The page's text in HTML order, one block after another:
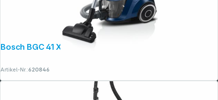
Bosch BGC 41 X 36
Artikel-Nr.:620846